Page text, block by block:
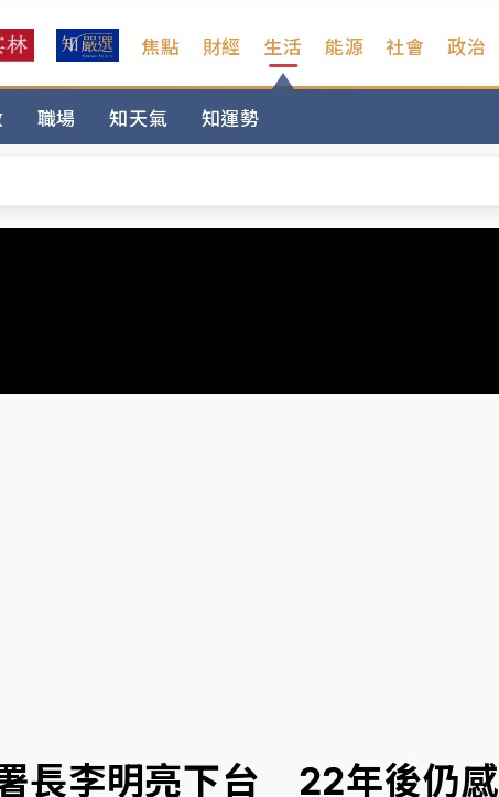
焦點 財經 生活
職場 知天氣 知運勢
能源 社會 政治
程序複雜 觀旅局回應了
法院聲請遭駁 理由曝光
賣一度塞車 周六起展出延長至晚上7時
長李明亮下台 22年後仍感